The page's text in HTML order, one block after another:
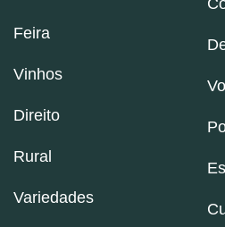
Feira
Vinhos
Direito
Rural
Variedades